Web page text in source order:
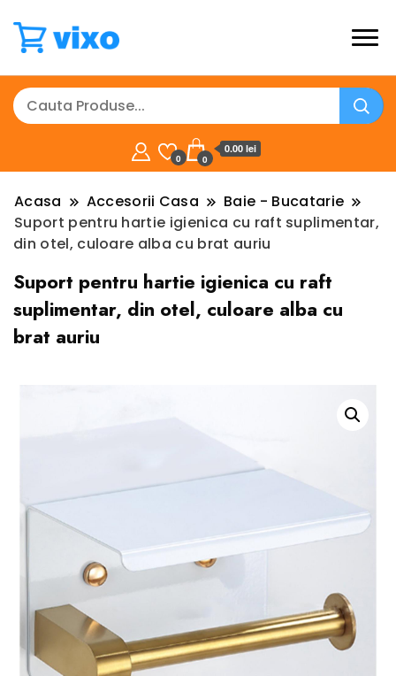
0 0
0.00 lei
Acasa Accesorii Casa
Baie - Bucatarie
Suport pentru hartie igienica cu raft suplimentar,
din otel, culoare alba cu brat auriu
Suport pentru hartie igienica cu raft
suplimentar, din otel, culoare alba cu
brat auriu